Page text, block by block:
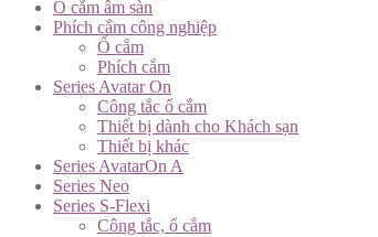
Ổ cắm âm sàn
Phích cắm công nghiệp
Ổ cắm
Phích cắm
Series Avatar On
Công tắc ổ cắm
Thiết bị dành cho Khách sạn
Thiết bị khác
Series AvatarOn A
Series Neo
Series S-Flexi
Công tắc, ổ cắm